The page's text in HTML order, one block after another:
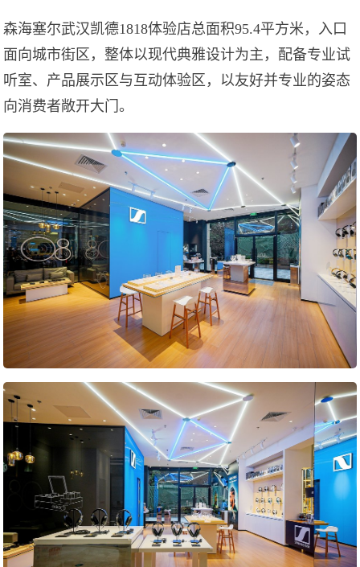
森海塞尔武汉凯德1818体验店总面积95.4平方米，入口
面向城市街区，整体以现代典雅设计为主，配备专业试
听室、产品展示区与互动体验区，以友好并专业的姿态
向消费者敞开大门。